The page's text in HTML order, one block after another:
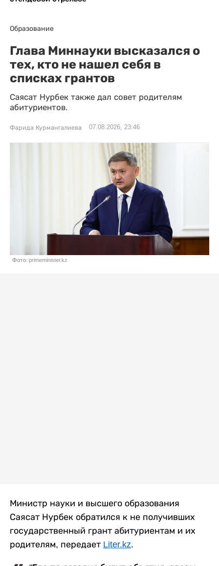
Образование
Глава Миннауки высказался о
тех, кто не нашел себя в
списках грантов
Саясат Нурбек также дал совет родителям
абитуриентов.
Фарида Курмангалиева 07.08.2026, 23:46
Фото: primeminister.kz
Министр науки и высшего образования
Саясат Нурбек обратился к не получивших
государственный грант абитуриентам и их
родителям, передает Liter.kz.